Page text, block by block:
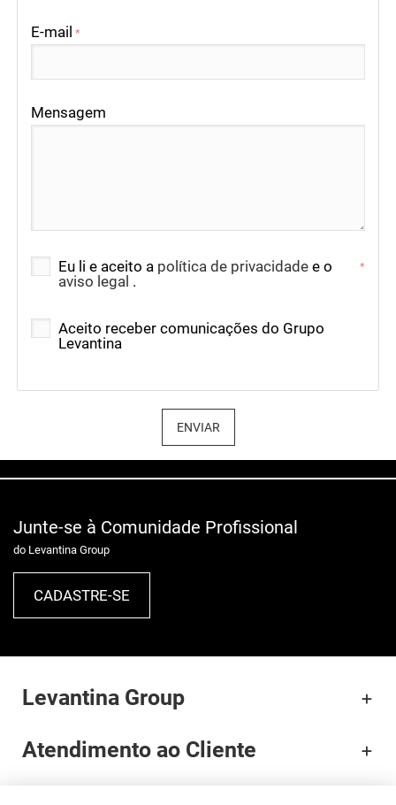
E-mail *
Mensagem
Eu li e aceito a política de privacidade e o
aviso legal .
*
Aceito receber comunicações do Grupo
Levantina
ENVIAR
Junte-se à Comunidade Profissional
do Levantina Group
CADASTRE-SE
Levantina Group
Atendimento ao Cliente